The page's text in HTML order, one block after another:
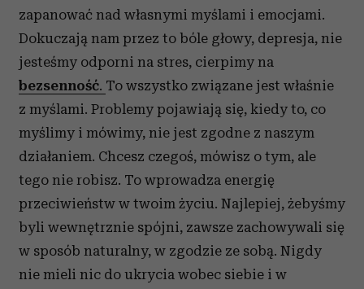
zapanować nad własnymi myślami i emocjami.
Dokuczają nam przez to bóle głowy, depresja, nie
jesteśmy odporni na stres, cierpimy na
bezsenność. To wszystko związane jest właśnie
z myślami. Problemy pojawiają się, kiedy to, co
myślimy i mówimy, nie jest zgodne z naszym
działaniem. Chcesz czegoś, mówisz o tym, ale
tego nie robisz. To wprowadza energię
przeciwieństw w twoim życiu. Najlepiej, żebyśmy
byli wewnętrznie spójni, zawsze zachowywali się
w sposób naturalny, w zgodzie ze sobą. Nigdy
nie mieli nic do ukrycia wobec siebie i w